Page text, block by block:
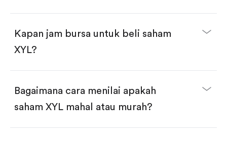
Kapan jam bursa untuk beli saham
XYL?
Bagaimana cara menilai apakah
saham XYL mahal atau murah?